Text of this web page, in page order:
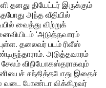
தனது தியேட்டர் இருக்கும்
அந்த வீதியில்
வைத்து விற்றுக்
‘அடுத்தவாரம்
தலைவர் படம் ரிலீஸ்
அடுத்தவாரம்
சேலம் விநியோகஸ்தராகவும்
சந்தித்தபோது இதைச்
வடை போண்டா விக்கிறவர்